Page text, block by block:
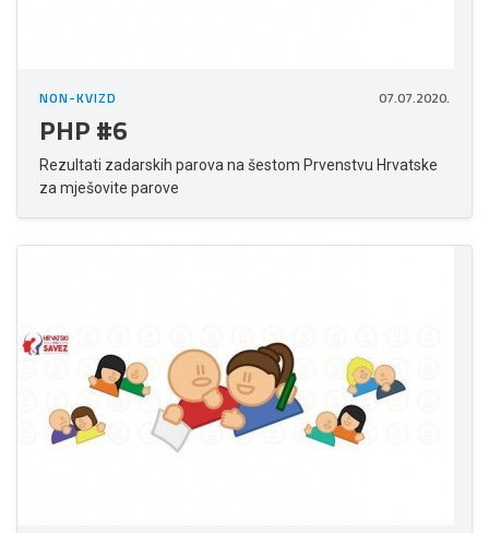
NON-KVIZD 07.07.2020.
PHP #6
Rezultati zadarskih parova na šestom Prvenstvu Hrvatske
za mješovite parove